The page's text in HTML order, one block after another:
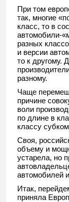
При том
так, многие
класс, то в
автомобили-
разных
и версии
то к другому.
разному.
Чаще
причине
воли
по длине в
классу
Своя,
объему и
устарела, но
автомобилей
Итак,
приняла